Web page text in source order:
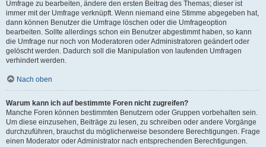
Umfrage zu bearbeiten, ändere den ersten Beitrag des Themas; dieser ist
immer mit der Umfrage verknüpft. Wenn niemand eine Stimme abgegeben hat,
dann können Benutzer die Umfrage löschen oder die Umfrageoption
bearbeiten. Sollte allerdings schon ein Benutzer abgestimmt haben, so kann
die Umfrage nur noch von Moderatoren oder Administratoren geändert oder
gelöscht werden. Dadurch soll die Manipulation von laufenden Umfragen
verhindert werden.
Nach oben
Warum kann ich auf bestimmte Foren nicht zugreifen?
Manche Foren können bestimmten Benutzern oder Gruppen vorbehalten sein.
Um diese einzusehen, Beiträge zu lesen, zu schreiben oder andere Vorgänge
durchzuführen, brauchst du möglicherweise besondere Berechtigungen. Frage
einen Moderator oder Administrator nach entsprechenden Berechtigungen.